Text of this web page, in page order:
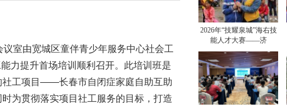
室由宽城区童伴青少年服务中心社会工
力提升首场培训顺利召开。此培训班是
社工项目——长春市自闭症家庭自助互助
为贯彻落实项目社工服务的目标，打造
2026年“技耀泉城”海右技
能人才大赛——济